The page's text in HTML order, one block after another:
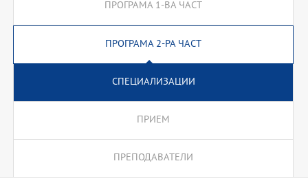
ПРОГРАМА 1-ВА ЧАСТ
ПРОГРАМА 2-РА ЧАСТ
СПЕЦИАЛИЗАЦИИ
ПРИЕМ
ПРЕПОДАВАТЕЛИ